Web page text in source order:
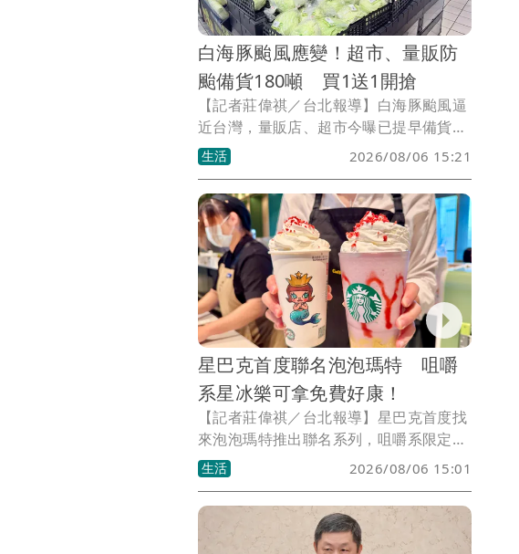
白海豚颱風應變！超市、量販防
颱備貨180噸 買1送1開搶
【記者莊偉祺／台北報導】白海豚颱風逼
近台灣，量販店、超市今曝已提早備貨，
包含生鮮蔬果總備貨量提升2倍達180噸等
措施，且配合中元普渡採買需求同步推出
買1送1、第2件5折，以及葉菜每包39元
等優惠。
生活 2026/08/06 15:21
星巴克首度聯名泡泡瑪特 咀嚼
系星冰樂可拿免費好康！
【記者莊偉祺／台北報導】星巴克首度找
來泡泡瑪特推出聯名系列，咀嚼系限定口
味星冰樂附經典角色MOLLY杯款，還可
拿免費周邊，另有6大商品每項880元起，
包含水杯、馬克杯盤組及手提袋等。
生活 2026/08/06 15:01